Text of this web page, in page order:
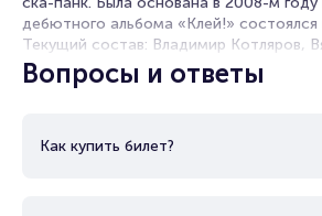
по счету, альбом «Это пройдет», в
«Порнофильмы» отправляются в
Встречайте рок-команду с
дебютного альбома «Клей!» состоялся
Текущий состав: Владимир Котляров,
Александр Русаков, Кирилл Муравьев,
Особенностью коллектива является
России. В их дискографии 9 студийных
Вопросы и ответы
Как купить билет?